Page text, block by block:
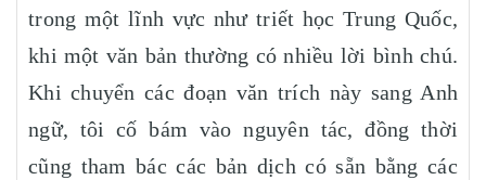
trong một lĩnh vực như triết học Trung Quốc,
khi một văn bản thường có nhiều lời bình chú.
Khi chuyển các đoạn văn trích này sang Anh
ngữ, tôi cố bám vào nguyên tác, đồng thời
cũng tham bác các bản dịch có sẵn bằng các